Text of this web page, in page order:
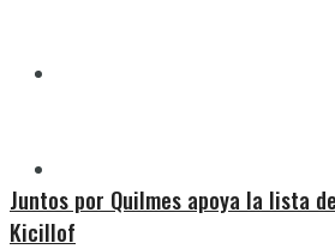
Juntos por Quilmes apoya la lista
Kicillof